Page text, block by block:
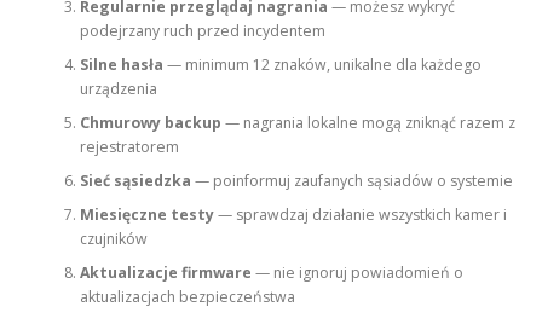
Regularnie przeglądaj nagrania — możesz wykryć
podejrzany ruch przed incydentem
Silne hasła — minimum 12 znaków, unikalne dla każdego
urządzenia
Chmurowy backup — nagrania lokalne mogą zniknąć razem z
rejestratorem
Sieć sąsiedzka — poinformuj zaufanych sąsiadów o systemie
Miesięczne testy— sprawdzaj działanie wszystkich kamer i
czujników
Aktualizacje firmware — nie ignoruj powiadomień o
aktualizacjach bezpieczeństwa